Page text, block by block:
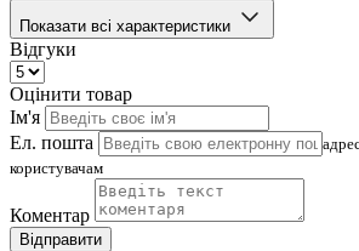
Показати всі характеристики
Відгуки
Оцінити товар
Ім'я
Ел. пошта
користувачам
Коментар
Відправити